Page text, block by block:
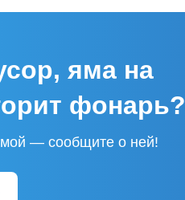
яма на
фонарь?
— сообщите о ней!